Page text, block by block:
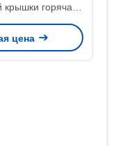
горячая
машины
цена